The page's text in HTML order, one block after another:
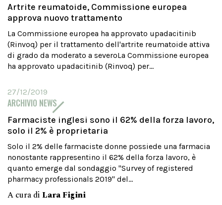
Artrite reumatoide, Commissione europea
approva nuovo trattamento
La Commissione europea ha approvato upadacitinib
(Rinvoq) per il trattamento dell'artrite reumatoide attiva
di grado da moderato a severoLa Commissione europea
ha approvato upadacitinib (Rinvoq) per...
27/12/2019
ARCHIVIO NEWS
Farmaciste inglesi sono il 62% della forza lavoro,
solo il 2% è proprietaria
Solo il 2% delle farmaciste donne possiede una farmacia
nonostante rappresentino il 62% della forza lavoro, è
quanto emerge dal sondaggio "Survey of registered
pharmacy professionals 2019" del...
A cura di Lara Figini